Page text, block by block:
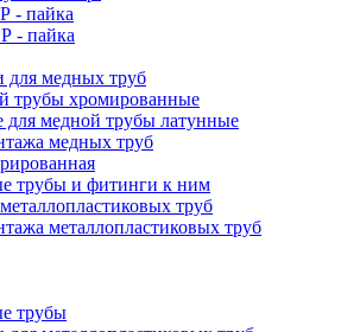
- пайка
- пайка
медных труб
трубы хромированные
медной трубы латунные
медных труб
трубы и фитинги к ним
труб
металлопластиковых труб
трубы